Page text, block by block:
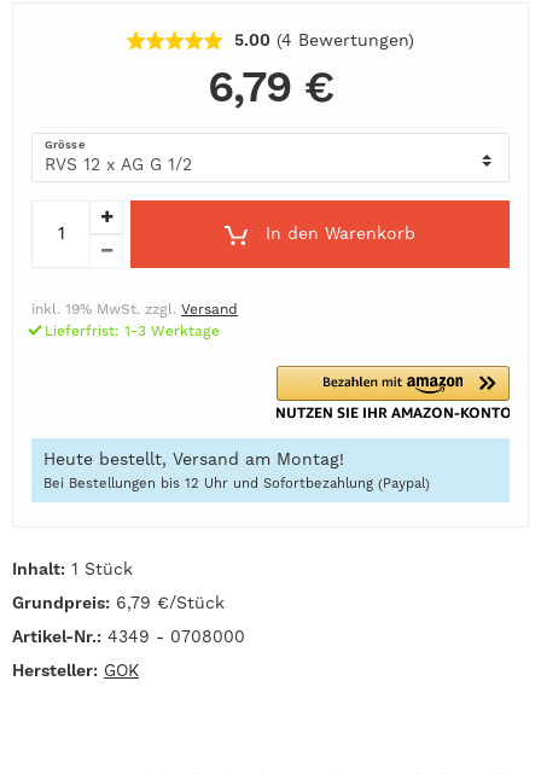
Inhalt: 1 Stück
Grundpreis: 6,79 €/Stück
Artikel-Nr.: 4349 - 0708000
Hersteller: GOK
5.00 (4 Bewertungen)
6,79 €
Grösse
In den Warenkorb
inkl. 19% MwSt. zzgl. Versand
Lieferfrist: 1-3 Werktage
Heute bestellt, Versand am Montag!
Bei Bestellungen bis 12 Uhr und Sofortbezahlung (Paypal)